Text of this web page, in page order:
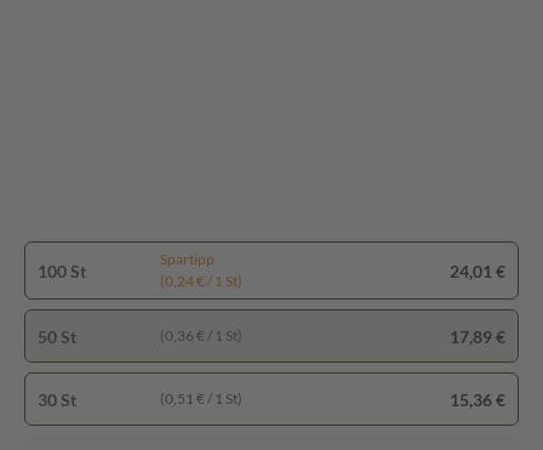
100 St
Spartipp
(0,24 € / 1 St)
24,01 €
50 St (0,36 € / 1 St) 17,89 €
30 St (0,51 € / 1 St) 15,36 €